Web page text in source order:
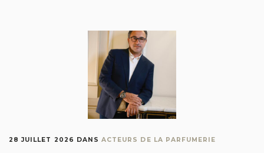
28 JUILLET 2026 DANSACTEURS DE LA PARFUMERIE